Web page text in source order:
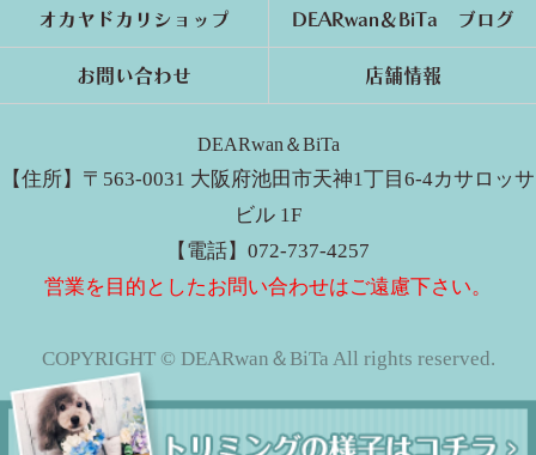
オカヤドカリショップ DEARwan＆BiTa ブログ
お問い合わせ 店舗情報
DEARwan＆BiTa
【住所】〒563-0031 大阪府池田市天神1丁目6-4カサロッサ
ビル 1F
【電話】072-737-4257
営業を目的としたお問い合わせはご遠慮下さい。
COPYRIGHT © DEARwan＆BiTa All rights reserved.